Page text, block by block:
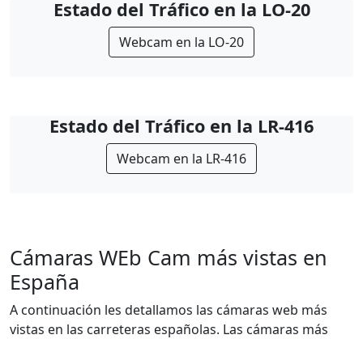
Estado del Tráfico en la LO-20
Webcam en la LO-20
Estado del Tráfico en la LR-416
Webcam en la LR-416
Cámaras WEb Cam más vistas en
España
A continuación les detallamos las cámaras web más
vistas en las carreteras españolas. Las cámaras más